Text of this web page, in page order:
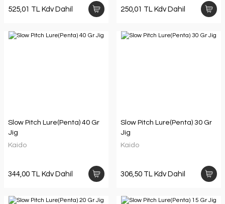
525,01 TL Kdv Dahil 250,01 TL Kdv Dahil
Slow Pitch Lure(Penta) 40 Gr
Jig
Kaido
344,00 TL Kdv Dahil
Slow Pitch Lure(Penta) 30 Gr
Jig
Kaido
306,50 TL Kdv Dahil